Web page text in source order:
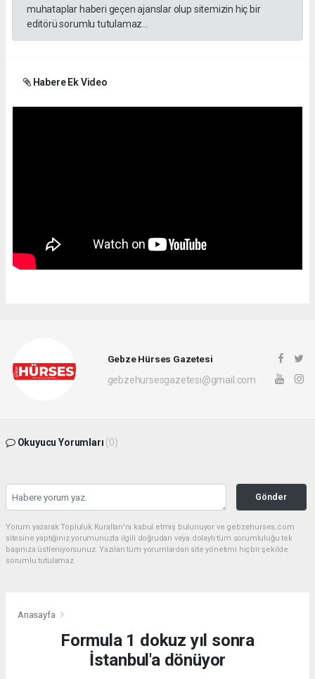
muhataplar haberi geçen ajanslar olup sitemizin hiç bir
editörü sorumlu tutulamaz...
Habere Ek Video
Gebze Hürses Gazetesi
gebzehursesgazetesi@gmail.com
Okuyucu Yorumları (0)
Gönder
Yorum yazarak Topluluk Kuralları’nı kabul etmiş bulunuyor ve gebzehurses.com
sitesine yaptığınız yorumunuzla ilgili doğrudan veya dolaylı tüm sorumluluğu tek
başınıza üstleniyorsunuz. Yazılan tüm yorumlardan site yönetimi hiçbir şekilde
sorumlu tutulamaz.
Anasayfa
Formula 1 dokuz yıl sonra
İstanbul'a dönüyor